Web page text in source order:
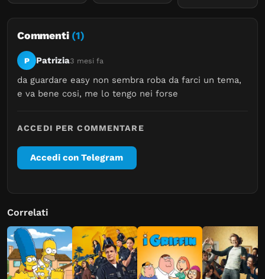
Commenti (1)
P Patrizia3 mesi fa
da guardare easy non sembra roba da farci un tema,
e va bene cosi, me lo tengo nei forse
ACCEDI PER COMMENTARE
Accedi con Telegram
Correlati